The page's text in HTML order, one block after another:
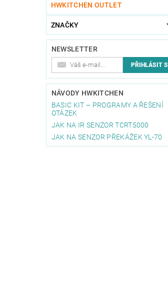
HWKITCHEN OUTLET
ZNAČKY
NEWSLETTER
NÁVODY HWKITCHEN
BASIC KIT – PROGRAMY A ŘEŠENÍ
OTÁZEK
JAK NA IR SENZOR TCRT5000
JAK NA SENZOR PŘEKÁŽEK YL-70